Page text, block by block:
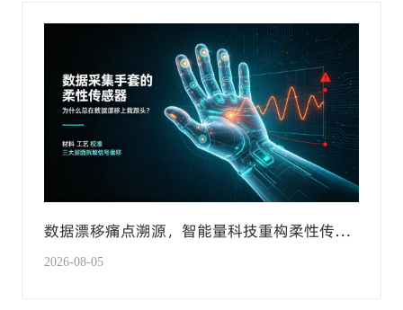
数据漂移痛点溯源，智能量科技重构柔性传感
手套产业化技术标准
2026-08-05